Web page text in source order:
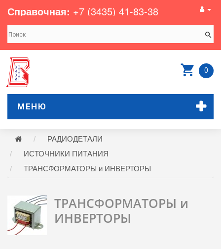
Справочная: +7 (3435) 41-83-38
0
МЕНЮ
РАДИОДЕТАЛИ
ИСТОЧНИКИ ПИТАНИЯ
ТРАНСФОРМАТОРЫ и ИНВЕРТОРЫ
ТРАНСФОРМАТОРЫ и
ИНВЕРТОРЫ